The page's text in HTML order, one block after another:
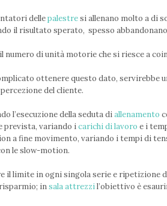
dellepalestresi allenano molto a di
il risultato sperato, spesso
numero di unità motorie che si riesce a
ottenere questo dato, servirebbe
del cliente.
l’esecuzione della seduta diallenamento
prevista, variando icarichi di lavoro e i
a fine movimento, variando i tempi di
le slow-motion.
il limite in ogni singola serie e ripetizione
insala attrezzil’obiettivo è